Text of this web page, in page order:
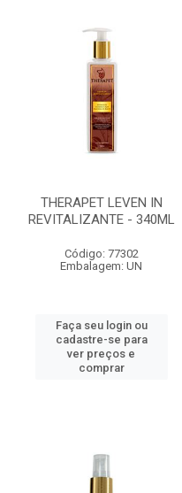
THERAPET LEVEN IN
REVITALIZANTE - 340ML
Código: 77302
Embalagem: UN
Faça seu login ou
cadastre-se para
ver preços e
comprar